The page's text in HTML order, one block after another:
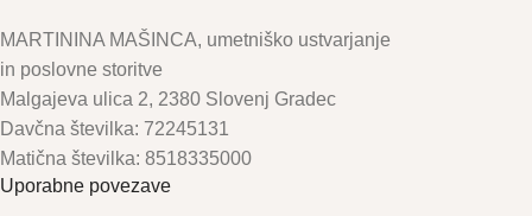
MARTININA MAŠINCA, umetniško ustvarjanje
in poslovne storitve
Malgajeva ulica 2, 2380 Slovenj Gradec
Davčna številka: 72245131
Matična številka: 8518335000
Uporabne povezave